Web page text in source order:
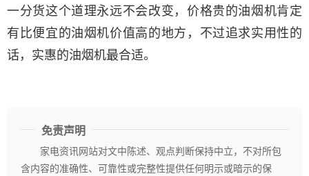
一分货这个道理永远不会改变，价格贵的油烟机肯定
有比便宜的油烟机价值高的地方，不过追求实用性的
话，实惠的油烟机最合适。
免责声明
家电资讯网站对文中陈述、观点判断保持中立，不对所包
含内容的准确性、可靠性或完整性提供任何明示或暗示的保